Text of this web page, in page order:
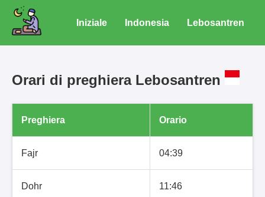
Iniziale Indonesia Lebosantren
Orari di preghiera Lebosantren
Preghiera Orario
Fajr 04:39
Dohr 11:46